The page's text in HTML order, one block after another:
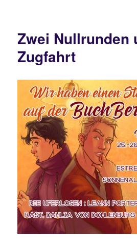
Zwei Nullrunden
Zugfahrt